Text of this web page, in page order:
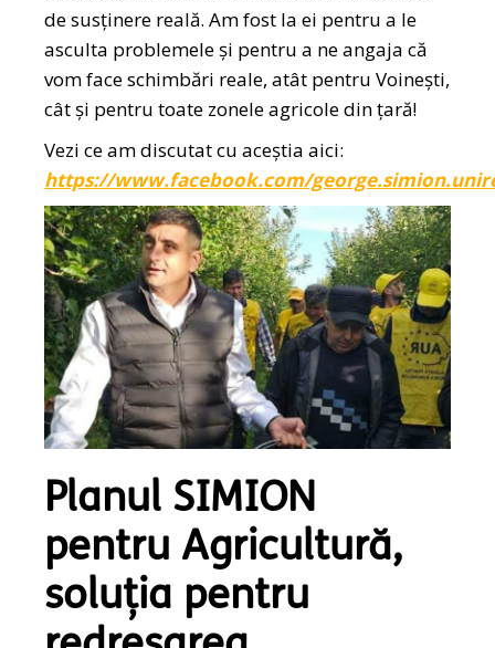
de susținere reală. Am fost la ei pentru a le
asculta problemele și pentru a ne angaja că
vom face schimbări reale, atât pentru Voinești,
cât și pentru toate zonele agricole din țară!
Vezi ce am discutat cu aceștia aici:
https://www.facebook.com/
Planul SIMION
pentru Agricultură,
soluția pentru